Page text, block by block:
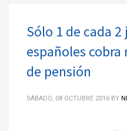
Sólo 1 de cada
españoles cobra
de pensión
SÁBADO, 08 OCTUBRE 2016 BY